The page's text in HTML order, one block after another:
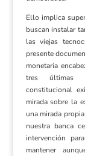
Ello implica
buscan instalar
las viejas
presente
monetaria
tres últimas
constitucional
mirada sobre la
una mirada
nuestra banca
intervención
mantener